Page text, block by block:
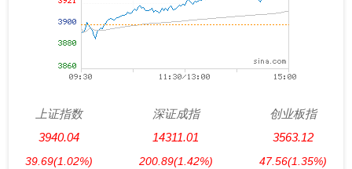
上证指数
3940.04
39.69(1.02%)
深证成指
14311.01
200.89(1.42%)
创业板指
3563.12
47.56(1.35%)